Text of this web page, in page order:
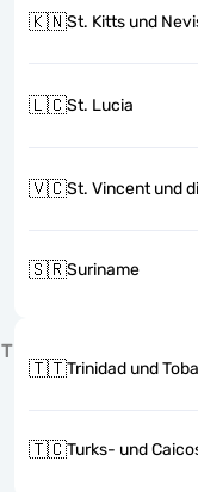
🇰🇳St. Kitts und
🇱🇨St. Lucia
🇻🇨St. Vincent und
🇸🇷Suriname
T
🇹🇹Trinidad und
🇹🇨Turks- und